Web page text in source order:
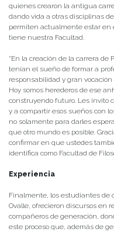
quienes crearon la antigua
dando vida a otras disciplinas
permiten actualmente estar en
tiene nuestra Facultad.
“En la creación de la carrera de
tenían el sueño de formar a
responsabilidad y gran
Hoy somos herederos de ese
construyendo futuro. Les invito
y a compartir esos sueños con
no solamente para darles
que otro mundo es posible.
confirmar en que ustedes
identifica como Facultad de
Experiencia
Finalmente, los estudiantes de
Ovalle, ofrecieron discursos en
compañeros de generación,
este proceso que, además de